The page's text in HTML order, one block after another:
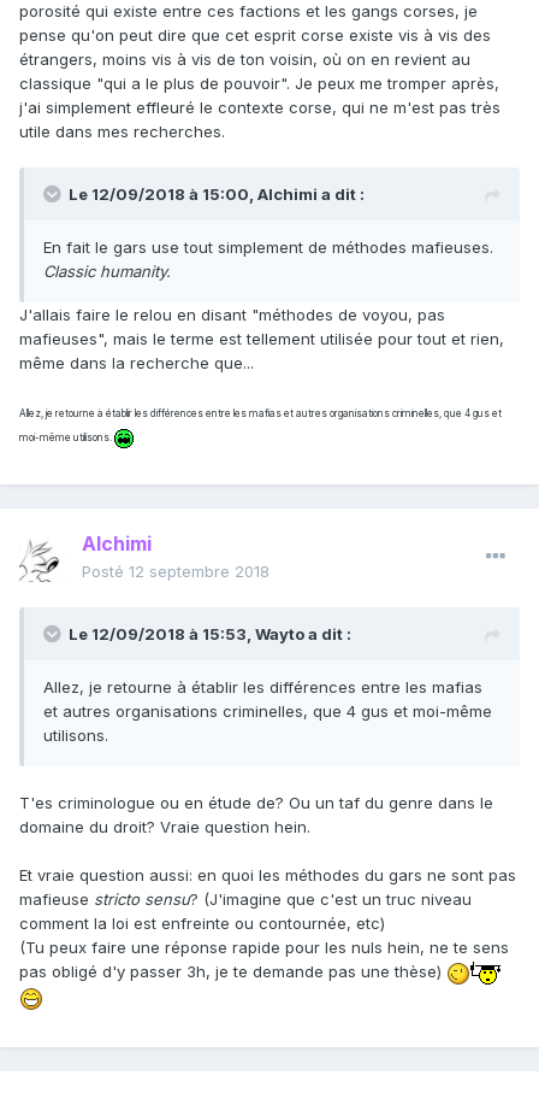
porosité qui existe entre ces factions et les gangs corses, je
pense qu'on peut dire que cet esprit corse existe vis à vis des
étrangers, moins vis à vis de ton voisin, où on en revient au
classique "qui a le plus de pouvoir". Je peux me tromper après,
j'ai simplement effleuré le contexte corse, qui ne m'est pas très
utile dans mes recherches.
Le 12/09/2018 à 15:00, Alchimi a dit :
En fait le gars use tout simplement de méthodes mafieuses.
Classic humanity.
J'allais faire le relou en disant "méthodes de voyou, pas
mafieuses", mais le terme est tellement utilisée pour tout et rien,
même dans la recherche que...
Allez, je retourne à établir les différences entre les mafias et autres organisations criminelles, que 4 gus et
moi-même utilisons.
Alchimi
Posté 12 septembre 2018
Le 12/09/2018 à 15:53, Waytoa dit :
Allez, je retourne à établir les différences entre les mafias
et autres organisations criminelles, que 4 gus et moi-même
utilisons.
T'es criminologue ou en étude de? Ou un taf du genre dans le
domaine du droit? Vraie question hein.
Et vraie question aussi: en quoi les méthodes du gars ne sont pas
mafieuse stricto sensu? (J'imagine que c'est un truc niveau
comment la loi est enfreinte ou contournée, etc)
(Tu peux faire une réponse rapide pour les nuls hein, ne te sens
pas obligé d'y passer 3h, je te demande pas une thèse)